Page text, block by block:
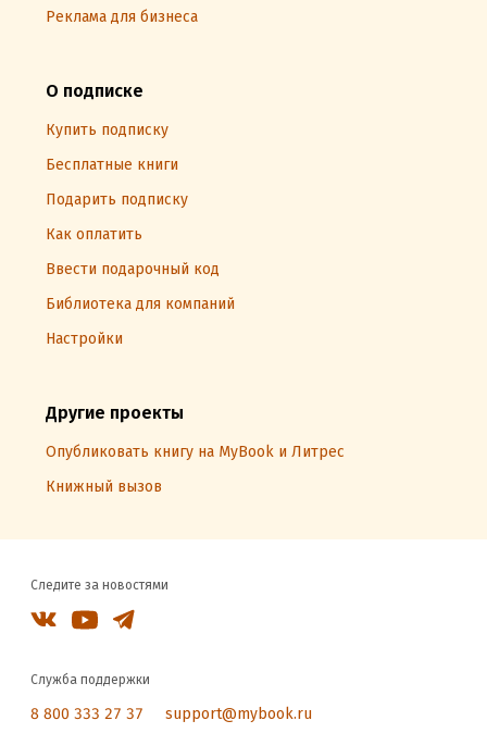
Реклама для бизнеса
О подписке
Купить подписку
Бесплатные книги
Подарить подписку
Как оплатить
Ввести подарочный код
Библиотека для компаний
Настройки
Другие проекты
Опубликовать книгу на MyBook и Литрес
Книжный вызов
Следите за новостями
Служба поддержки
8 800 333 27 37 support@mybook.ru